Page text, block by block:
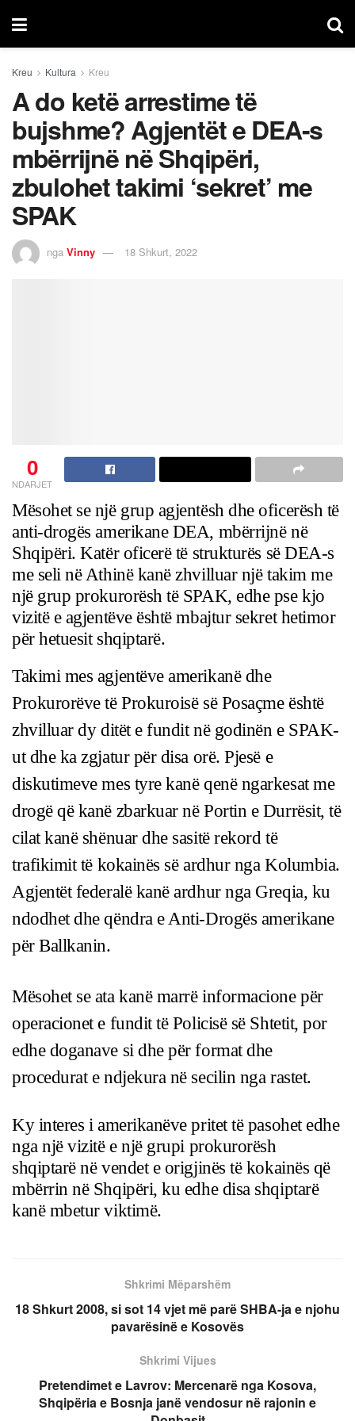
Kreu Kultura Kreu
A do ketë arrestime të
bujshme? Agjentët e DEA-s
mbërrijnë në Shqipëri,
zbulohet takimi ‘sekret’ me
SPAK
nga Vinny 18 Shkurt, 2022
0
NDARJET
Mësohet se një grup agjentësh dhe oficerësh të
anti-drogës amerikane DEA, mbërrijnë në
Shqipëri. Katër oficerë të strukturës së DEA-s
me seli në Athinë kanë zhvilluar një takim me
një grup prokurorësh të SPAK, edhe pse kjo
vizitë e agjentëve është mbajtur sekret hetimor
për hetuesit shqiptarë.
Takimi mes agjentëve amerikanë dhe
Prokurorëve të Prokuroisë së Posaçme është
zhvilluar dy ditët e fundit në godinën e SPAK-
ut dhe ka zgjatur për disa orë. Pjesë e
diskutimeve mes tyre kanë qenë ngarkesat me
drogë që kanë zbarkuar në Portin e Durrësit, të
cilat kanë shënuar dhe sasitë rekord të
trafikimit të kokainës së ardhur nga Kolumbia.
Agjentët federalë kanë ardhur nga Greqia, ku
ndodhet dhe qëndra e Anti-Drogës amerikane
për Ballkanin.
Mësohet se ata kanë marrë informacione për
operacionet e fundit të Policisë së Shtetit, por
edhe doganave si dhe për format dhe
procedurat e ndjekura në secilin nga rastet.
Ky interes i amerikanëve pritet të pasohet edhe
nga një vizitë e një grupi prokurorësh
shqiptarë në vendet e origjinës të kokainës që
mbërrin në Shqipëri, ku edhe disa shqiptarë
kanë mbetur viktimë.
Shkrimi Mëparshëm
18 Shkurt 2008, si sot 14 vjet më parë SHBA-ja e njohu
pavarësinë e Kosovës
Shkrimi Vijues
Pretendimet e Lavrov: Mercenarë nga Kosova,
Shqipëria e Bosnja janë vendosur në rajonin e